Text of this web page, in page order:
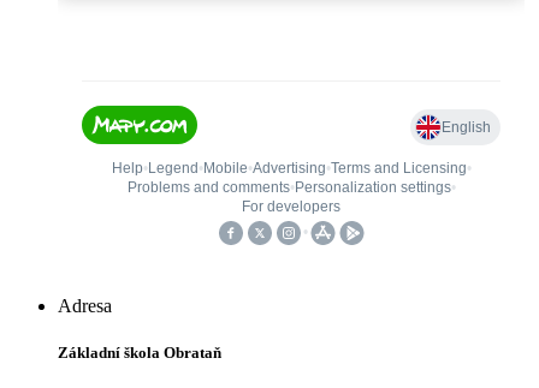
Adresa
Základní škola Obrataň